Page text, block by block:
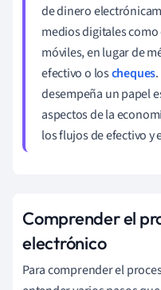
de dinero
medios digitales
móviles, en lugar de
efectivo o loscheques
desempeña un papel
aspectos de la
los flujos de efectivo
Comprender el
electrónico
Para comprender el